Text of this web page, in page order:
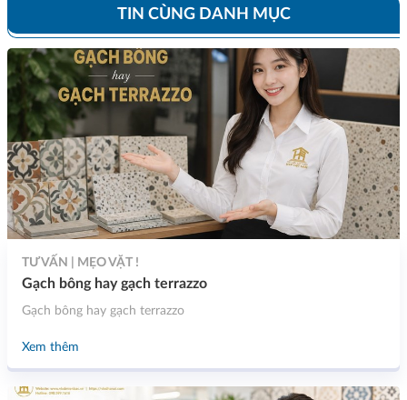
TIN CÙNG DANH MỤC
TƯ VẤN | MẸO VẶT !
Gạch bông hay gạch terrazzo
Gạch bông hay gạch terrazzo
Xem thêm